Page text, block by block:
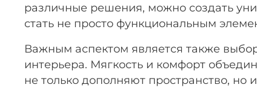
различные решения, можно создать
стать не просто функциональным
Важным аспектом является также
интерьера. Мягкость и комфорт
не только дополняют пространство, но